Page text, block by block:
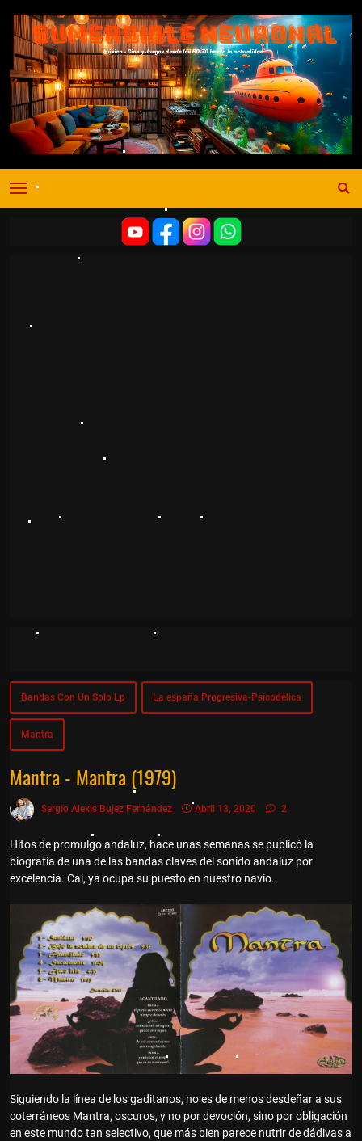
Bandas Con Un Solo Lp La españa Progresiva-Psicodélica
Mantra
Mantra - Mantra (1979)
Sergio Alexis Bujez Fernández Abril 13, 2020 2
Hitos de promulgo andaluz, hace unas semanas se publicó la
biografía de una de las bandas claves del sonido andaluz por
excelencia. Cai, ya ocupa su puesto en nuestro navío.
Siguiendo la línea de los gaditanos, no es de menos desdeñar a sus
coterráneos Mantra, oscuros, y no por devoción, sino por obligación
en este mundo tan selectivo, que más bien parece nutrir de dádivas a